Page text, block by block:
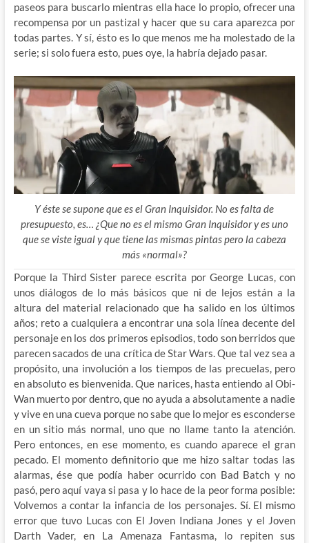
paseos para buscarlo mientras ella hace lo propio, ofrecer una
recompensa por un pastizal y hacer que su cara aparezca por
todas partes. Y sí, ésto es lo que menos me ha molestado de la
serie; si solo fuera esto, pues oye, la habría dejado pasar.
Y éste se supone que es el Gran Inquisidor. No es falta de
presupuesto, es… ¿Que no es el mismo Gran Inquisidor y es uno
que se viste igual y que tiene las mismas pintas pero la cabeza
más «normal»?
Porque la Third Sister parece escrita por George Lucas, con
unos diálogos de lo más básicos que ni de lejos están a la
altura del material relacionado que ha salido en los últimos
años; reto a cualquiera a encontrar una sola línea decente del
personaje en los dos primeros episodios, todo son berridos que
parecen sacados de una crítica de Star Wars. Que tal vez sea a
propósito, una involución a los tiempos de las precuelas, pero
en absoluto es bienvenida. Que narices, hasta entiendo al Obi-
Wan muerto por dentro, que no ayuda a absolutamente a nadie
y vive en una cueva porque no sabe que lo mejor es esconderse
en un sitio más normal, uno que no llame tanto la atención.
Pero entonces, en ese momento, es cuando aparece el gran
pecado. El momento definitorio que me hizo saltar todas las
alarmas, ése que podía haber ocurrido con Bad Batch y no
pasó, pero aquí vaya si pasa y lo hace de la peor forma posible:
Volvemos a contar la infancia de los personajes. Sí. El mismo
error que tuvo Lucas con El Joven Indiana Jones y el Joven
Darth Vader, en La Amenaza Fantasma, lo repiten sus